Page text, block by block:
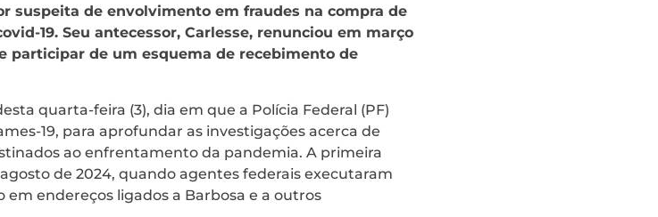
suspeita de envolvimento em fraudes na compra de
19. Seu antecessor, Carlesse, renunciou em março
participar de um esquema de recebimento de
quarta-feira (3), dia em que a Polícia Federal (PF)
19, para aprofundar as investigações acerca de
ao enfrentamento da pandemia. A primeira
de 2024, quando agentes federais executaram
endereços ligados a Barbosa e a outros